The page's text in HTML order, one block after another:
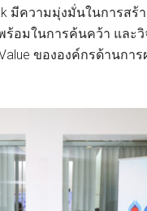
มีความมุ่งมั่นในการส
ร้อมในการค้นคว้า แล
ขององค์กรด้านก